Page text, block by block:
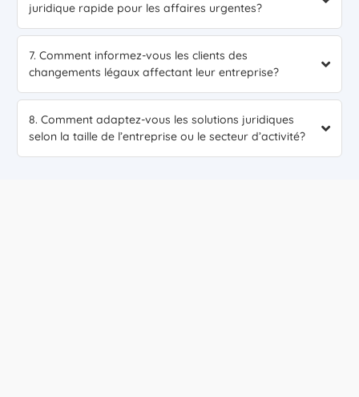
juridique rapide pour les affaires urgentes?
7. Comment informez-vous les clients des
changements légaux affectant leur entreprise?
8. Comment adaptez-vous les solutions juridiques
selon la taille de l’entreprise ou le secteur d’activité?